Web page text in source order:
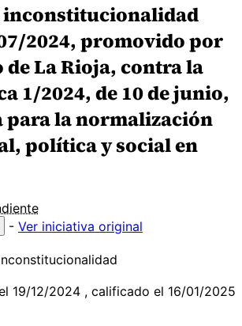
inconstitucionalidad
2024, promovido por
de La Rioja, contra la
1/2024, de 10 de junio,
para la normalización
política y social en
- Ver iniciativa original
19/12/2024 , calificado el 16/01/2025